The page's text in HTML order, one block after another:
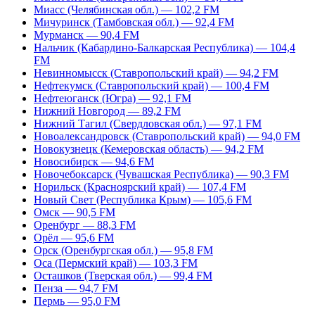
Миасс (Челябинская обл.) — 102,2 FM
Мичуринск (Тамбовская обл.) — 92,4 FM
Мурманск — 90,4 FM
Нальчик (Кабардино-Балкарская Республика) — 104,4
FM
Невинномысск (Ставропольский край) — 94,2 FM
Нефтекумск (Ставропольский край) — 100,4 FM
Нефтеюганск (Югра) — 92,1 FM
Нижний Новгород — 89,2 FM
Нижний Тагил (Свердловская обл.) — 97,1 FM
Новоалександровск (Ставропольский край) — 94,0 FM
Новокузнецк (Кемеровская область) — 94,2 FM
Новосибирск — 94,6 FM
Новочебоксарск (Чувашская Республика) — 90,3 FM
Норильск (Красноярский край) — 107,4 FM
Новый Свет (Республика Крым) — 105,6 FM
Омск — 90,5 FM
Оренбург — 88,3 FM
Орёл — 95,6 FM
Орск (Оренбургская обл.) — 95,8 FM
Оса (Пермский край) — 103,3 FM
Осташков (Тверская обл.) — 99,4 FM
Пенза — 94,7 FM
Пермь — 95,0 FM